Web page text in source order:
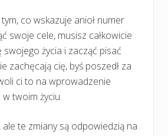
co wskazuje anioł numer
swoje cele, musisz całkowicie
życia i zacząć pisać
zachęcają cię, byś poszedł za
ci to na wprowadzenie
twoim życiu.
te zmiany są odpowiedzią na